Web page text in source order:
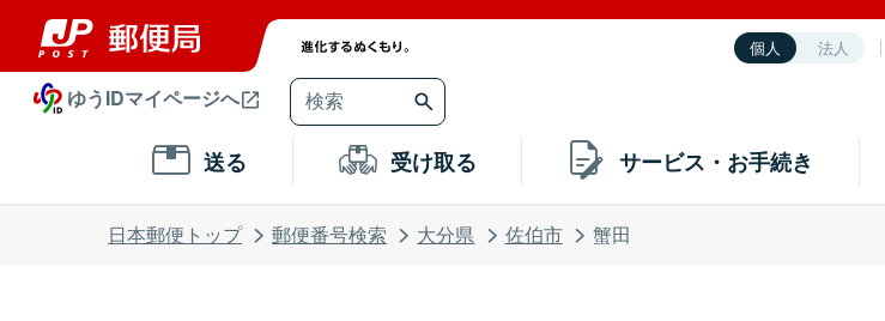
個人 法人
ゆうIDマイページへ
送る 受け取る サービス・お手続き
日本郵便トップ 郵便番号検索 大分県 佐伯市 蟹田